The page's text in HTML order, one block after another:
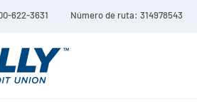
622-3631 Número de ruta: 314978543